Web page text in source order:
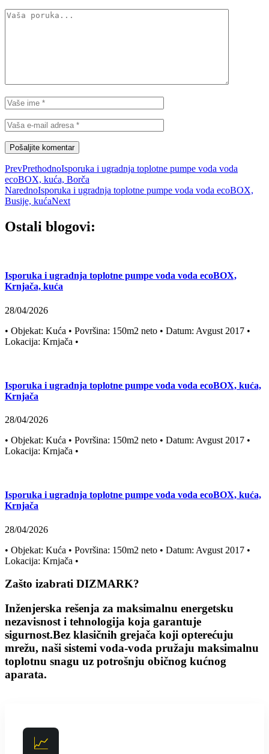
PrevPrethodnoIsporuka i ugradnja toplotne pumpe voda voda
ecoBOX, kuća, Borča
NarednoIsporuka i ugradnja toplotne pumpe voda voda ecoBOX,
Busije, kućaNext
Ostali blogovi:
Isporuka i ugradnja toplotne pumpe voda voda ecoBOX,
Krnjača, kuća
28/04/2026
• Objekat: Kuća • Površina: 150m2 neto • Datum: Avgust 2017 •
Lokacija: Krnjača •
Isporuka i ugradnja toplotne pumpe voda voda ecoBOX, kuća,
Krnjača
28/04/2026
• Objekat: Kuća • Površina: 150m2 neto • Datum: Avgust 2017 •
Lokacija: Krnjača •
Isporuka i ugradnja toplotne pumpe voda voda ecoBOX, kuća,
Krnjača
28/04/2026
• Objekat: Kuća • Površina: 150m2 neto • Datum: Avgust 2017 •
Lokacija: Krnjača •
Zašto izabrati DIZMARK?
Inženjerska rešenja za maksimalnu energetsku
nezavisnost i tehnologija koja garantuje
sigurnost.Bez klasičnih grejača koji opterećuju
mrežu, naši sistemi voda-voda pružaju maksimalnu
toplotnu snagu uz potrošnju običnog kućnog
aparata.
📈